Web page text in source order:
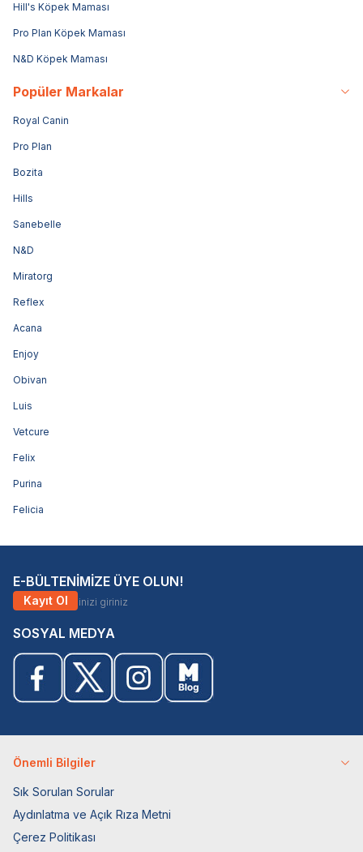
Hill's Köpek Maması
Pro Plan Köpek Maması
N&D Köpek Maması
Popüler Markalar
Royal Canin
Pro Plan
Bozita
Hills
Sanebelle
N&D
Miratorg
Reflex
Acana
Enjoy
Obivan
Luis
Vetcure
Felix
Purina
Felicia
E-BÜLTENİMİZE ÜYE OLUN!
Kayıt Ol
SOSYAL MEDYA
Önemli Bilgiler
Sık Sorulan Sorular
Aydınlatma ve Açık Rıza Metni
Çerez Politikası